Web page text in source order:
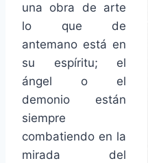
una obra de arte
lo que de
antemano está en
su espíritu; el
ángel o el
demonio están
siempre
combatiendo en la
mirada del